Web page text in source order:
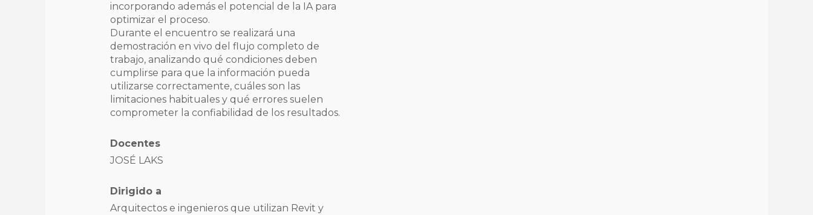
incorporando además el potencial de la IA para
optimizar el proceso.
Durante el encuentro se realizará una
demostración en vivo del flujo completo de
trabajo, analizando qué condiciones deben
cumplirse para que la información pueda
utilizarse correctamente, cuáles son las
limitaciones habituales y qué errores suelen
Docentes
JOSÉ LAKS
Dirigido a
Arquitectos e ingenieros que utilizan Revit y